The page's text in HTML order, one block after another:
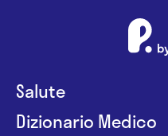
Salute
Dizionario Medico